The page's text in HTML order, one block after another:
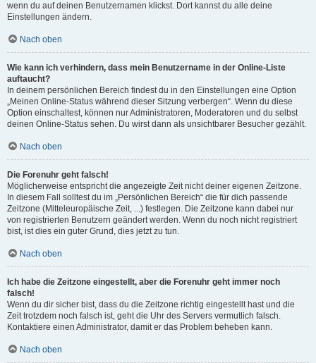
wenn du auf deinen Benutzernamen klickst. Dort kannst du alle deine
Einstellungen ändern.
Nach oben
Wie kann ich verhindern, dass mein Benutzername in der Online-Liste
auftaucht?
In deinem persönlichen Bereich findest du in den Einstellungen eine Option
„Meinen Online-Status während dieser Sitzung verbergen“. Wenn du diese
Option einschaltest, können nur Administratoren, Moderatoren und du selbst
deinen Online-Status sehen. Du wirst dann als unsichtbarer Besucher gezählt.
Nach oben
Die Forenuhr geht falsch!
Möglicherweise entspricht die angezeigte Zeit nicht deiner eigenen Zeitzone.
In diesem Fall solltest du im „Persönlichen Bereich“ die für dich passende
Zeitzone (Mitteleuropäische Zeit, ...) festlegen. Die Zeitzone kann dabei nur
von registrierten Benutzern geändert werden. Wenn du noch nicht registriert
bist, ist dies ein guter Grund, dies jetzt zu tun.
Nach oben
Ich habe die Zeitzone eingestellt, aber die Forenuhr geht immer noch
falsch!
Wenn du dir sicher bist, dass du die Zeitzone richtig eingestellt hast und die
Zeit trotzdem noch falsch ist, geht die Uhr des Servers vermutlich falsch.
Kontaktiere einen Administrator, damit er das Problem beheben kann.
Nach oben